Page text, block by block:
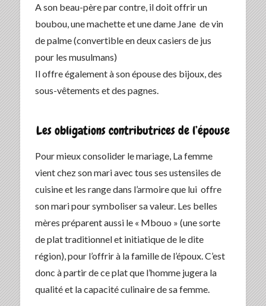
A son beau-père par contre, il doit offrir un
boubou, une machette et une dame Jane de vin
de palme (convertible en deux casiers de jus
pour les musulmans)
Il offre également à son épouse des bijoux, des
sous-vêtements et des pagnes.
Les obligations contributrices de l’épouse
Pour mieux consolider le mariage, La femme
vient chez son mari avec tous ses ustensiles de
cuisine et les range dans l’armoire que lui offre
son mari pour symboliser sa valeur. Les belles
mères préparent aussi le « Mbouo » (une sorte
de plat traditionnel et initiatique de le dite
région), pour l’offrir à la famille de l’époux. C’est
donc à partir de ce plat que l’homme jugera la
qualité et la capacité culinaire de sa femme.